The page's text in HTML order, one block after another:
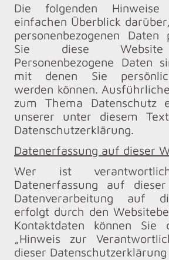
Die folgenden
einfachen Überblick
personenbezogenen Daten
Sie diese Website
Personenbezogene Daten
mit denen Sie
werden können.
zum Thema Datenschutz
unserer unter diesem
Datenschutzerklärung.
Datenerfassung auf dieser
Wer ist
Datenerfassung auf
Datenverarbeitung auf
erfolgt durch den
Kontaktdaten können Sie
„Hinweis zur
dieser